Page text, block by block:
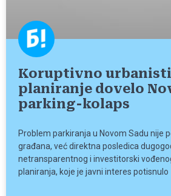
Koruptivno
planiranje dovelo
parking-kolaps
Problem parkiranja u Novom Sadu nije
građana, već direktna posledica
netransparentnog i investitorski
planiranja, koje je javni interes potisnulo